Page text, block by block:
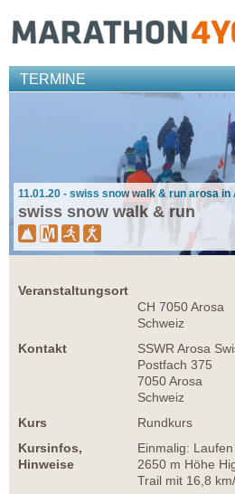
TERMINE
11.01.20 - swiss snow walk & run arosa in
swiss snow walk & run
Veranstaltungsort
CH 7050 Arosa
Schweiz
Kontakt
SSWR Arosa
Postfach 375
7050 Arosa
Schweiz
Kurs
Rundkurs
Kursinfos,
Hinweise
Einmalig:
2650 m Höhe
Trail mit 16,8